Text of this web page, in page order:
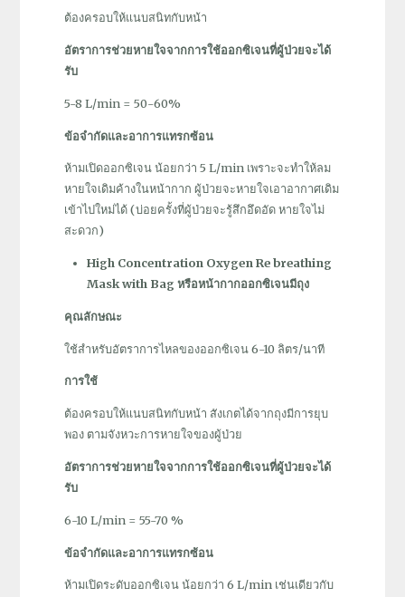
ต้องครอบให้แนบสนิทกับหน้า
อัตราการช่วยหายใจจากการใช้ออกซิเจนที่ผู้ป่วยจะได้
รับ
5-8 L/min = 50-60%
ข้อจำกัดและอาการแทรกซ้อน
ห้ามเปิดออกซิเจน น้อยกว่า 5 L/min เพราะจะทำให้ลม
หายใจเดิมค้างในหน้ากาก ผู้ป่วยจะหายใจเอาอากาศเดิม
เข้าไปใหม่ได้ (บ่อยครั้งที่ผู้ป่วยจะรู้สึกอึดอัด หายใจไม่
สะดวก)
High Concentration Oxygen Re breathing
Mask with Bag หรือหน้ากากออกซิเจนมีถุง
คุณลักษณะ
ใช้สำหรับอัตราการไหลของออกซิเจน 6-10 ลิตร/นาที
การใช้
ต้องครอบให้แนบสนิทกับหน้า สังเกตได้จากถุงมีการยุบ
พอง ตามจังหวะการหายใจของผู้ป่วย
อัตราการช่วยหายใจจากการใช้ออกซิเจนที่ผู้ป่วยจะได้
รับ
6-10 L/min = 55-70 %
ข้อจำกัดและอาการแทรกซ้อน
ห้ามเปิดระดับออกซิเจน น้อยกว่า 6 L/min เช่นเดียวกับ